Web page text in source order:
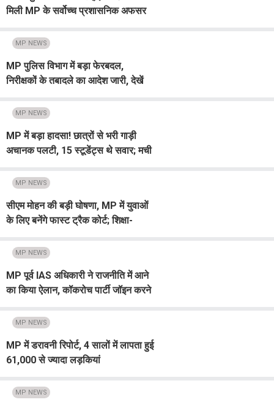
मिली MP के सर्वोच्च प्रशासनिक अफसर
MP NEWS
MP पुलिस विभाग में बड़ा फेरबदल,
निरीक्षकों के तबादले का आदेश जारी, देखें
MP NEWS
MP में बड़ा हादसा! छात्रों से भरी गाड़ी
अचानक पलटी, 15 स्टूडेंट्स थे सवार; मची
MP NEWS
सीएम मोहन की बड़ी घोषणा, MP में युवाओं
के लिए बनेंगे फास्ट ट्रैक कोर्ट; शिक्षा-
MP NEWS
MP पूर्व IAS अधिकारी ने राजनीति में आने
का किया ऐलान, कॉकरोच पार्टी जॉइन करने
MP NEWS
MP में डरावनी रिपोर्ट, 4 सालों में लापता हुई
61,000 से ज्यादा लड़कियां
MP NEWS